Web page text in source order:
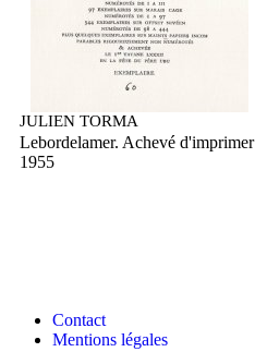
JULIEN TORMA
Lebordelamer. Achevé d'imprimer
1955
Contact
Mentions légales